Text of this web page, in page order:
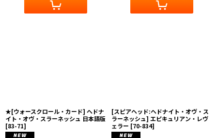
★[ウォースクロール・カード] ヘドナ
イト・オヴ・スラーネッシュ 日本語版
[83-71]
[スピアヘッド:ヘドナイト・オヴ・ス
ラーネッシュ] エピキュリアン・レヴ
ェラー [70-834]